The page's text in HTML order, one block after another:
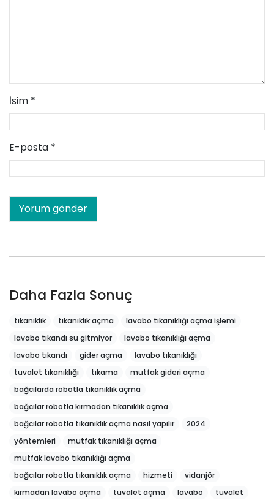
İsim *
E-posta *
Daha Fazla Sonuç
tıkanıklık tıkanıklık açma
lavabo tıkanıklığı açma işlemi
lavabo tıkandı su gitmiyor
lavabo tıkanıklığı açma
lavabo tıkandı
gider açma
lavabo tıkanıklığı
tuvalet tıkanıklığı
tıkama
mutfak gideri açma
bağcılarda robotla tıkanıklık açma
bağcılar robotla kırmadan tıkanıklık açma
bağcılar robotla tıkanıklık açma nasıl yapılır
2024
yöntemleri
mutfak tıkanıklığı açma
mutfak lavabo tıkanıklığı açma
bağcılar robotla tıkanıklık açma
hizmeti
vidanjör
kırmadan lavabo açma
tuvalet açma lavabo
tuvalet